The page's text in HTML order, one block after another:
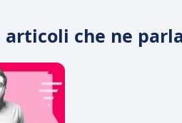
articoli che ne